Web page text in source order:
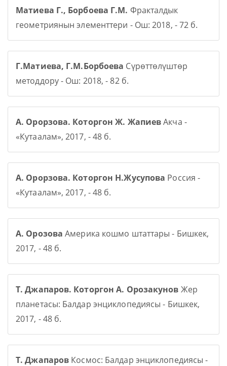
Матиева Г., Борбоева Г.М. Фракталдык
геометриянын элементтери - Ош: 2018, - 72 б.
Г.Матиева, Г.М.Борбоева Сүрөттөлүштөр
методдору - Ош: 2018, - 82 б.
А. Орорзова. Которгон Ж. ЖапиевАкча -
«Кутаалам», 2017, - 48 б.
А. Орорзова. Которгон Н.Жусупова Россия -
«Кутаалам», 2017, - 48 б.
А. Орозова Америка кошмо штаттары - Бишкек,
2017, - 48 б.
Т. Джапаров. Которгон А. Орозакунов Жер
планетасы: Балдар энциклопедиясы - Бишкек,
2017, - 48 б.
Т. Джапаров Космос: Балдар энциклопедиясы -